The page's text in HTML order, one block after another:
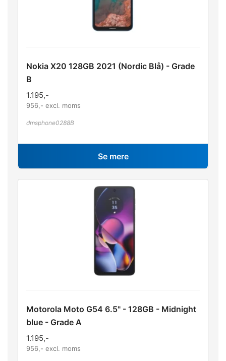
Nokia X20 128GB 2021 (Nordic Blå) - Grade
B
1.195,-
956 ,- excl. moms
dmsphone0288B
Se mere
Motorola Moto G54 6.5" - 128GB - Midnight
blue - Grade A
1.195,-
956 ,- excl. moms